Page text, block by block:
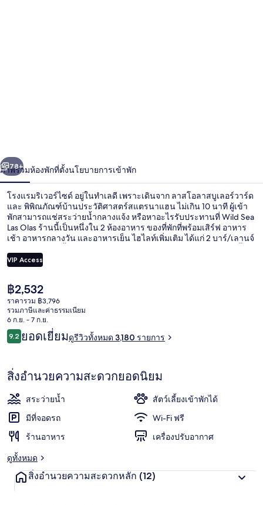
า
ถัดไป
78+
ภาพรวมห้องพักที่ตั้งนโยบายการเข้าพัก
โรงแรมริเวอร์ไซด์ อยู่ในทำเลดี เพราะเดินจาก ลาสโอลาสบูเลอร์วาร์ด
และ พิพิณภัณฑ์บ้านประวัติศาสตร์สแตรนาแฮน ไม่เกิน 10 นาที ผู้เข้า
พักสามารถแช่สระว่ายน้ำกลางแจ้ง หรือหาอะไรรับประทานที่ Wild Sea
Las Olas ร้านนี้เป็นหนึ่งใน 2 ห้องอาหาร ของที่พักที่พร้อมเสิร์ฟ อาหาร
เช้า อาหารกลางวัน และอาหารเย็น ไฮไลท์เพิ่มเติม ได้แก่ 2 บาร์/เลานจ์
และพนักงาน
VIP Access
ราคา
ปัจจุบัน
฿2,532
฿2,532
ราคารวม ฿3,796
รวมภาษีและค่าธรรมเนียม
6 ก.ย. - 7 ก.ย.
รีวิว
9.29.2 จาก 10
ยอดเยี่ยมดูรีวิวทั้งหมด 3,180 รายการ
สิ่งอำนวยความสะดวกยอดนิยม
สระว่ายน้ำ
สัตว์เลี้ยงเข้าพักได้
มีที่จอดรถ
Wi-Fi ฟรี
ร้านอาหาร
เครื่องปรับอากาศ
ดูทั้งหมด
สิ่งอำนวยความสะดวกหลัก (12)